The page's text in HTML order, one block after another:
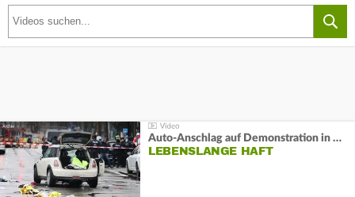
Auto-Anschlag auf Demonstration in München:
LEBENSLANGE HAFT